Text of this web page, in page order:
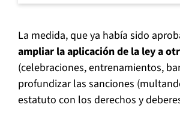
La medida, que ya había sido
ampliar la aplicación de la ley a
(celebraciones, entrenamientos,
profundizar las sanciones
estatuto con los derechos y